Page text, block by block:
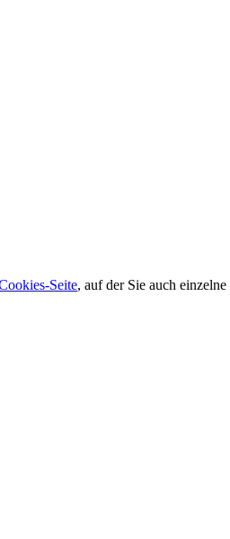
Seite, auf der Sie auch